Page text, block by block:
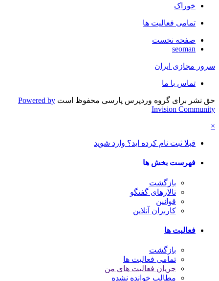
خوراک
تمامی فعالیت ها
صفحه نخست
seoman
سرور مجازی ایران
تماس با ما
حق نشر برای گروه وردپرس پارسی محفوظ است Powered by
Invision Community
×
قبلا ثبت نام کرده اید؟ وارد شوید
فهرست بخش ها
بازگشت
تالارهای گفتگو
قوانین
کاربران آنلاین
فعالیت ها
بازگشت
تمامی فعالیت ها
جریان فعالیت های من
مطالب خوانده نشده